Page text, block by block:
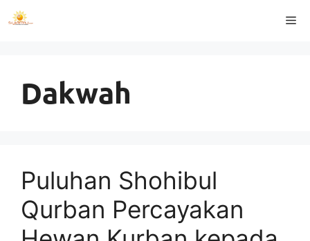
Langsung
ke
Dakwah
Puluhan Shohibul
Qurban Percayakan